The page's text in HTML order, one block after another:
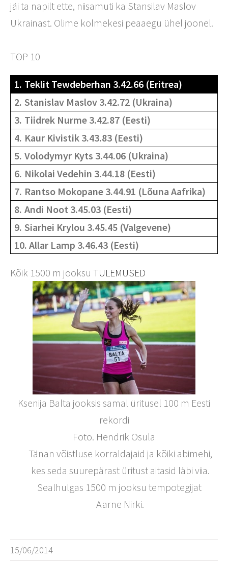
jäi ta napilt ette, niisamuti ka Stansilav Maslov
Ukrainast. Olime kolmekesi peaaegu ühel joonel.
TOP 10
1. Teklit Tewdeberhan 3.42.66 (Eritrea)
2. Stanislav Maslov 3.42.72 (Ukraina)
3. Tiidrek Nurme 3.42.87 (Eesti)
4. Kaur Kivistik 3.43.83 (Eesti)
5. Volodymyr Kyts 3.44.06 (Ukraina)
6. Nikolai Vedehin 3.44.18 (Eesti)
7. Rantso Mokopane 3.44.91 (Lõuna Aafrika)
8. Andi Noot 3.45.03 (Eesti)
9. Siarhei Krylou 3.45.45 (Valgevene)
10. Allar Lamp 3.46.43 (Eesti)
Kõik 1500 m jooksu TULEMUSED
Ksenija Balta jooksis samal üritusel 100 m Eesti
rekordi
Foto. Hendrik Osula
Tänan võistluse korraldajaid ja kõiki abimehi,
kes seda suurepärast üritust aitasid läbi viia.
Sealhulgas 1500 m jooksu tempotegijat
Aarne Nirki.
15/06/2014